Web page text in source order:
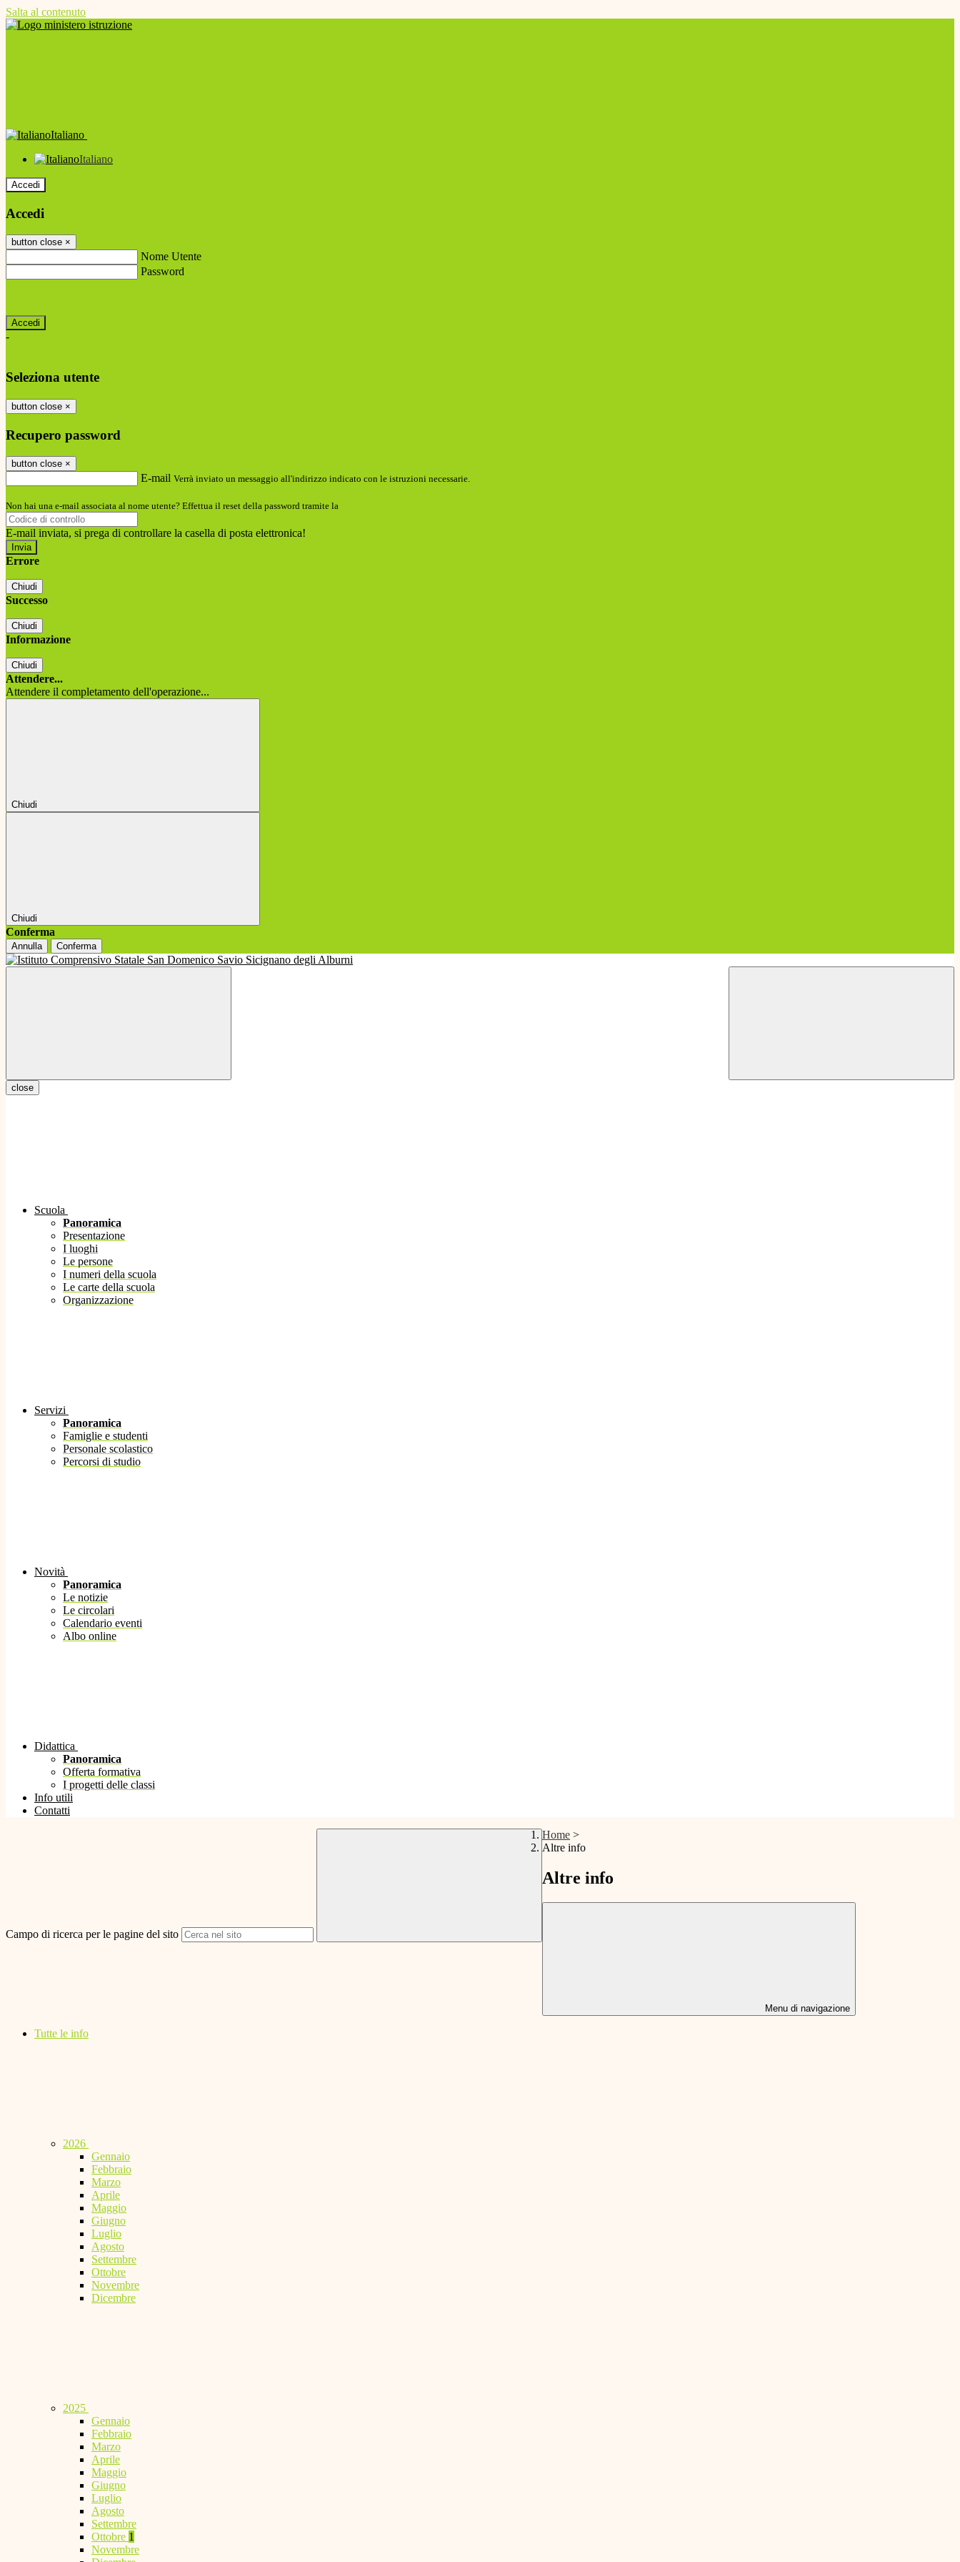
Salta al contenuto
Italiano
Italiano
Accedi
Accedi
button close ×
Nome Utente
Password
-
Seleziona utente
button close ×
Recupero password
button close ×
E-mail Verrà inviato un messaggio all'indirizzo indicato con le istruzioni necessarie.
Non hai una e-mail associata al nome utente? Effettua il reset della password tramite la
E-mail inviata, si prega di controllare la casella di posta elettronica!
Errore
Chiudi
Successo
Chiudi
Informazione
Chiudi
Attendere...
Attendere il completamento dell'operazione...
Chiudi
Chiudi
Conferma
Annulla Conferma
close
Scuola
Panoramica
Presentazione
I luoghi
Le persone
I numeri della scuola
Le carte della scuola
Organizzazione
Servizi
Panoramica
Famiglie e studenti
Personale scolastico
Percorsi di studio
Novità
Panoramica
Le notizie
Le circolari
Calendario eventi
Albo online
Didattica
Panoramica
Offerta formativa
I progetti delle classi
Info utili
Contatti
Campo di ricerca per le pagine del sito
Home >
Altre info
Altre info
Menu di navigazione
Tutte le info
2026
Gennaio
Febbraio
Marzo
Aprile
Maggio
Giugno
Luglio
Agosto
Settembre
Ottobre
Novembre
Dicembre
2025
Gennaio
Febbraio
Marzo
Aprile
Maggio
Giugno
Luglio
Agosto
Settembre
Ottobre 1
Novembre